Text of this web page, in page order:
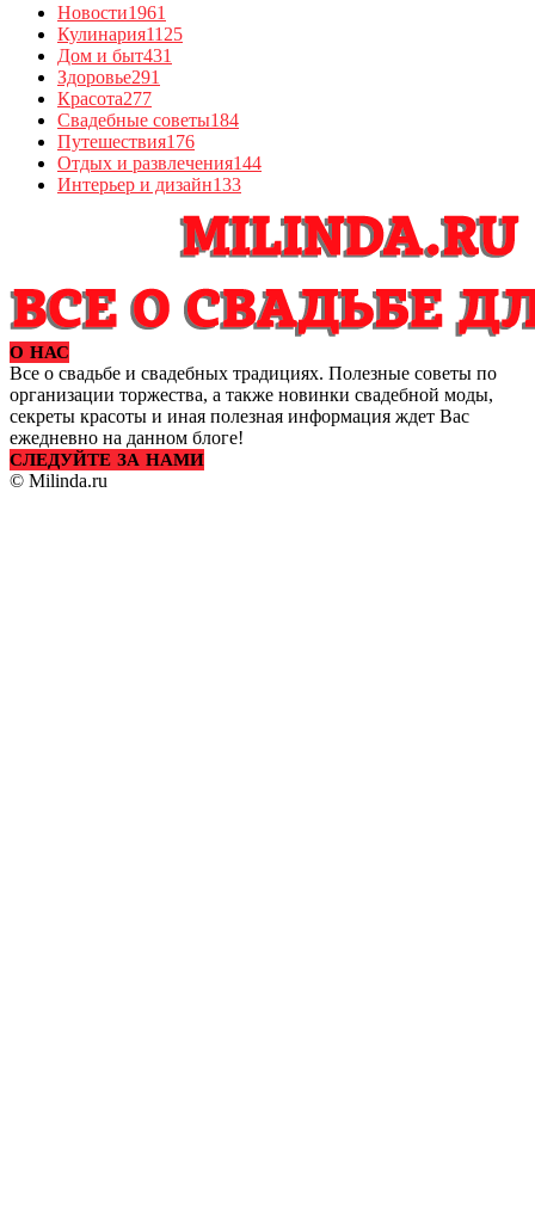
Новости1961
Кулинария1125
Дом и быт431
Здоровье291
Красота277
Свадебные советы184
Путешествия176
Отдых и развлечения144
Интерьер и дизайн133
О НАС
Все о свадьбе и свадебных традициях. Полезные советы по
организации торжества, а также новинки свадебной моды,
секреты красоты и иная полезная информация ждет Вас
ежедневно на данном блоге!
СЛЕДУЙТЕ ЗА НАМИ
© Milinda.ru